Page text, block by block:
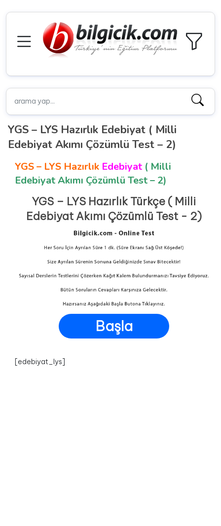
YGS – LYS Hazırlık Edebiyat ( Milli
Edebiyat Akımı Çözümlü Test – 2)
YGS – LYS Hazırlık Edebiyat ( Milli
Edebiyat Akımı Çözümlü Test – 2)
YGS – LYS Hazırlık Türkçe ( Milli
Edebiyat Akımı Çözümlü Test - 2)
Başla
[edebiyat_lys]